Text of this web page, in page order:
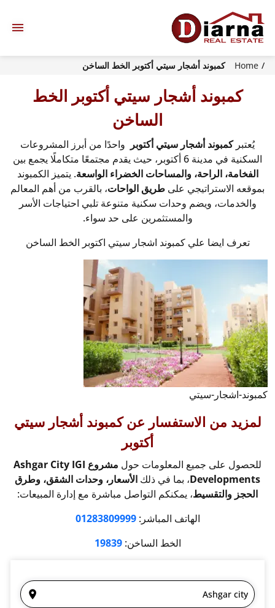
Home كمبوند أشجار سيتي أكتوبر الخط الساخن
كمبوند أشجار سيتي أكتوبر الخط
الساخن
يُعتبركمبوند أشجار سيتي أكتوبر واحدًا من أبرز المشروعات
السكنية في مدينة 6 أكتوبر، حيث يقدم مجتمعًا متكاملًا يجمع بين
الفخامة، الراحة، والمساحات الخضراء الواسعة. يتميز الكمبوند
بموقعه الاستراتيجي على طريق الواحات، بالقرب من أهم المعالم
والخدمات، ويضم وحدات سكنية متنوعة تلبي احتياجات الأسر
والمستثمرين على حد سواء.
تعرف ايضا علي كمبوند اشجار سيتي اكتوبر الخط الساخن
كمبوند-اشجار-سيتي
لمزيد من الاستفسار عنكمبوند أشجار سيتي
أكتوبر
للحصول على جميع المعلومات حول
مشروع Ashgar City IGI
Developments، بما في ذلك الأسعار، وحدات الشقق، وطرق
الحجز والتقسيط، يمكنكم التواصل مباشرة مع إدارة المبيعات:
الهاتف المباشر:01283809999
الخط الساخن:19839